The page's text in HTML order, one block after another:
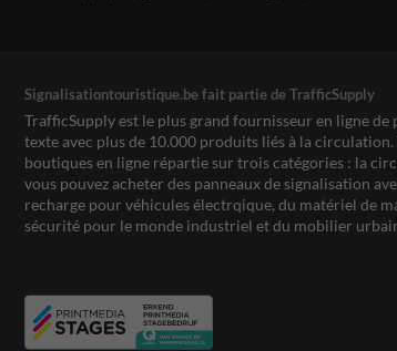
Signalisationtouristique.be fait partie de TrafficSupply
TrafficSupply est le plus grand fournisseur en ligne
texte avec plus de 10.000 produits liés à la
boutiques en ligne répartie sur trois catégories : la
vous pouvez acheter des panneaux de signalisation
recharge pour véhicules électrqique, du matériel de
sécurité pour le monde industriel et du mobilier